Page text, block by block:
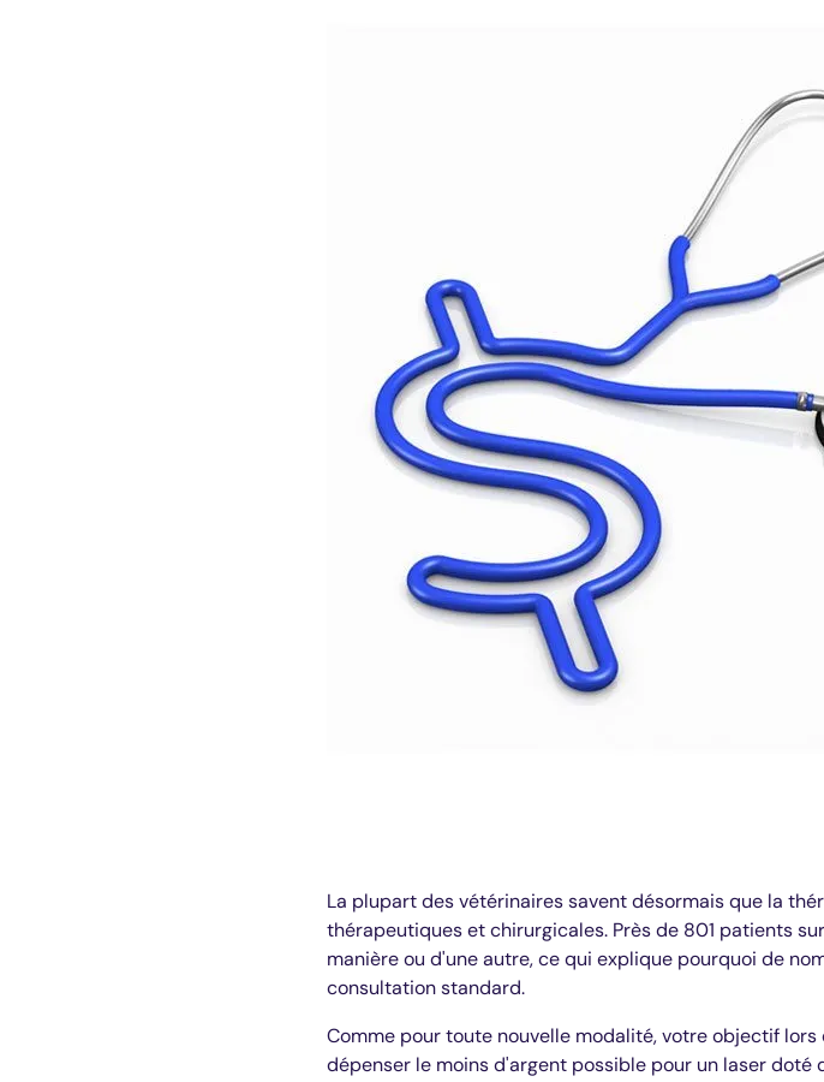
La plupart des vétérinaires savent désormais que la
thérapeutiques et chirurgicales. Près de 801 patients
manière ou d'une autre, ce qui explique pourquoi de
consultation standard.
Comme pour toute nouvelle modalité, votre objectif
dépenser le moins d'argent possible pour un laser